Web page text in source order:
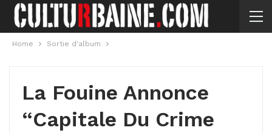
Home Sortie d'album
La Fouine Annonce
“Capitale Du Crime